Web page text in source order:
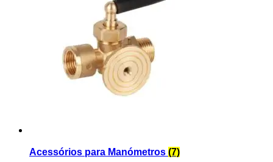
Acessórios para Manómetros (7)